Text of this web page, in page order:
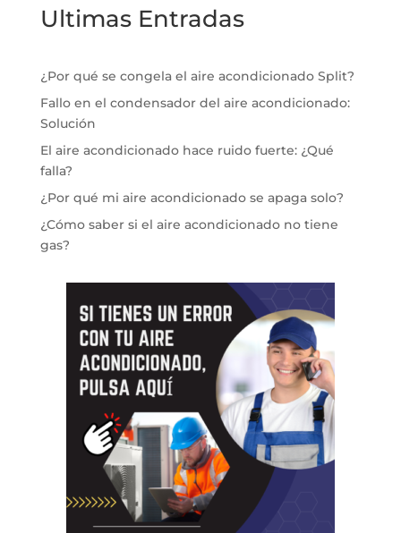
Ultimas Entradas
¿Por qué se congela el aire acondicionado Split?
Fallo en el condensador del aire acondicionado:
Solución
El aire acondicionado hace ruido fuerte: ¿Qué
falla?
¿Por qué mi aire acondicionado se apaga solo?
¿Cómo saber si el aire acondicionado no tiene
gas?